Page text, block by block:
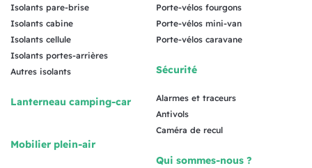
Isolants pare-brise
Isolants cabine
Isolants cellule
Isolants portes-arrières
Autres isolants
Lanterneau camping-car
Mobilier plein-air
Porte-vélos fourgons
Porte-vélos mini-van
Porte-vélos caravane
Sécurité
Alarmes et traceurs
Antivols
Caméra de recul
Qui sommes-nous ?